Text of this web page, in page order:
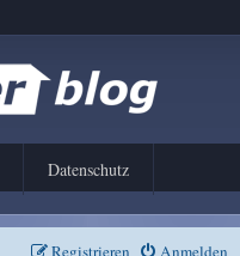
Datenschutz
Anmelden
Registrieren